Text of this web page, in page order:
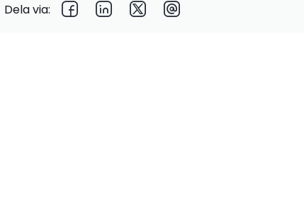
Dela via: